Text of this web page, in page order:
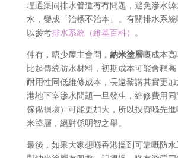
埋通渠同排水管道有冇問題，避免滲水
水，變成「治標不治本」。有關排水系
以參考排水系統（維基百科） 。
仲有，唔少屋主會問， 納米塗層嘅成本高
比起傳統防水材料，初期成本可能會稍
耐用性同低維修成本，長遠黎講其實更
港地下室滲水問題一旦發生，維修費用
傢俬損壞）可能更加大，所以投資喺先
米塗層，絕對係明智之舉。
最後，如果大家想喺香港搵到可靠嘅防